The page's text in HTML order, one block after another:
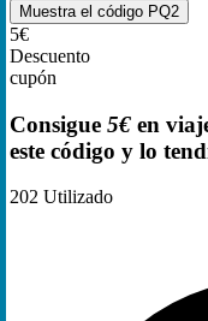
Muestra el código PQ2
5€
Descuento
cupón
Consigue 5€ en
este código y lo
202 Utilizado